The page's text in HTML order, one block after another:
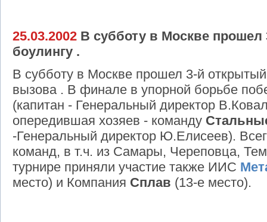
25.03.2002 В субботу в Москве
боулингу .
В субботу в Москве прошел 3-й
вызова . В финале в упорной борьбе
(капитан - Генеральный директор
опередившая хозяев - команду
-Генеральный директор Ю.Елисеев).
команд, в т.ч. из Самары, Череповца,
турнире приняли участие также ИИС
место) и Компания Сплав (13-е место).